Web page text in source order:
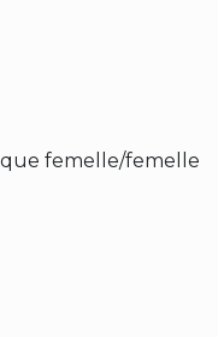
femelle/femelle